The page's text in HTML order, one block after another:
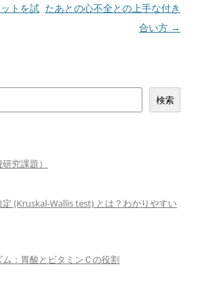
トを試 たあとの心不全との上手な付き
合い方 →
検索
究課題）
(Kruskal-Wallis test) とは？わかりやすい
：胃酸とビタミンＣの役割